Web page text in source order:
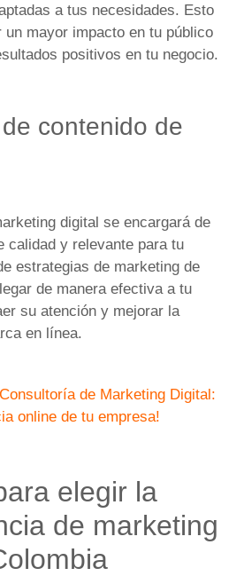
a tus necesidades. Esto
mayor impacto en tu público
positivos en tu negocio.
contenido de
digital se encargará de
calidad y relevante para tu
estrategias de marketing de
de manera efectiva a tu
su atención y mejorar la
en línea.
Consultoría de Marketing Digital:
online de tu empresa!
elegir la
de marketing